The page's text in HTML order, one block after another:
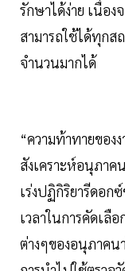
รักษาได้ง่าย เนื่อง
สามารถใช้ได้ทุก
จำนวนมากได้
“ความท้าทายขอ
สังเคราะห์อนุภาค
เร่งปฏิกิริยารีดอก
เวลาในการคัดเลื
ต่างๆของอนุภาคน